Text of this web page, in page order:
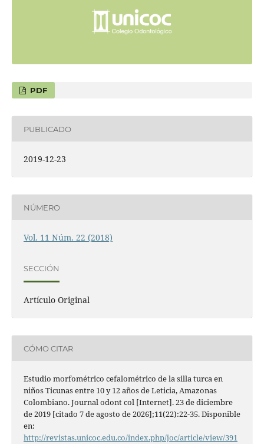
PDF
PUBLICADO
2019-12-23
NÚMERO
Vol. 11 Núm. 22 (2018)
SECCIÓN
Artí­culo Original
CÓMO CITAR
Estudio morfométrico cefalométrico de la silla turca en
niños Ticunas entre 10 y 12 años de Leticia, Amazonas
Colombiano. Journal odont col [Internet]. 23 de diciembre
de 2019 [citado 7 de agosto de 2026];11(22):22-35. Disponible
en:
http://revistas.unicoc.edu.co/index.php/joc/article/view/391